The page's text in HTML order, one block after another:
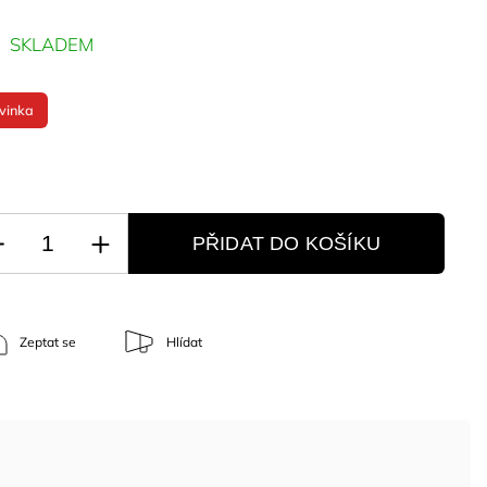
SKLADEM
PŘIDAT DO KOŠÍKU
Zeptat se Hlídat